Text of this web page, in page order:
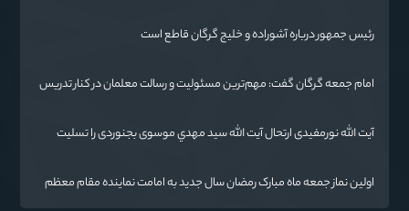
رئیس جمهور درباره آشوراده و خلیج گرگان قاطع است
امام جمعه گرگان گفت: مهم‌ترین مسئولیت و رسالت معلمان در کنار تدریس
ایران اسلامی است.
آیت الله نورمفیدی ارتحال آیت الله سيد مهدي موسوی بجنوردی را تسلیت
اولین نماز جمعه ماه مبارک رمضان سال جدید به امامت نماینده مقام معظم